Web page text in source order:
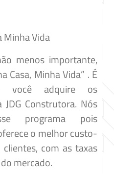
Minha Vida
menos importante,
Casa, Minha Vida” . É
você adquire os
Construtora. Nós
programa pois
o melhor custo-
com as taxas
mercado.